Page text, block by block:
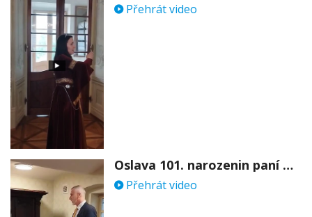
Přehrát video
Oslava 101. narozenin paní Věry Skořepové
Přehrát video